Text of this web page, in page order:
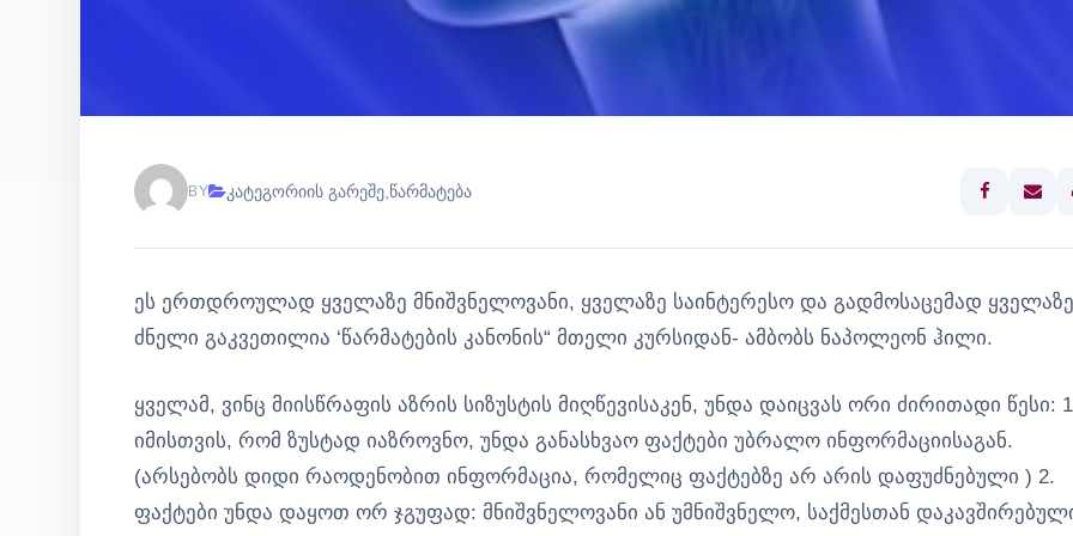
BY კატეგორიის გარეშე წარმატება
ეს ერთდროულად ყველაზე მნიშვნელოვანი, ყველაზე საინტერესო და გადმოსაცემად ყველაზე
ძნელი გაკვეთილია ‘წარმატების კანონის“ მთელი კურსიდან- ამბობს ნაპოლეონ ჰილი.
ყველამ, ვინც მიისწრაფის აზრის სიზუსტის მიღწევისაკენ, უნდა დაიცვას ორი ძირითადი წესი:
იმისთვის, რომ ზუსტად იაზროვნო, უნდა განასხვაო ფაქტები უბრალო ინფორმაციისაგან.
(არსებობს დიდი რაოდენობით ინფორმაცია, რომელიც ფაქტებზე არ არის დაფუძნებული ) 2.
ფაქტები უნდა დაყოთ ორ ჯგუფად: მნიშვნელოვანი ან უმნიშვნელო, საქმესთან